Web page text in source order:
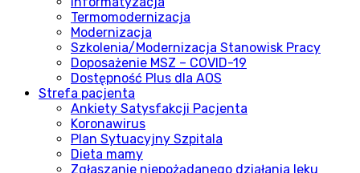
Termomodernizacja
Modernizacja
Szkolenia/Modernizacja Stanowisk Pracy
Doposażenie MSZ – COVID-19
Dostępność Plus dla AOS
Strefa pacjenta
Ankiety Satysfakcji Pacjenta
Koronawirus
Plan Sytuacyjny Szpitala
Dieta mamy
Zgłaszanie niepożądanego działania leku